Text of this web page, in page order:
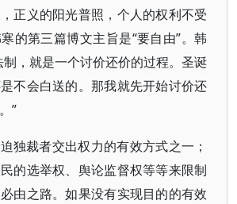
正义的阳光普照，个人的权利不受
的第三篇博文主旨是“要自由”。韩
制，就是一个讨价还价的过程。圣诞
不会白送的。那我就先开始讨价还
”
独裁者交出权力的有效方式之一；
的选举权、舆论监督权等等来限制
由之路。如果没有实现目的的有效